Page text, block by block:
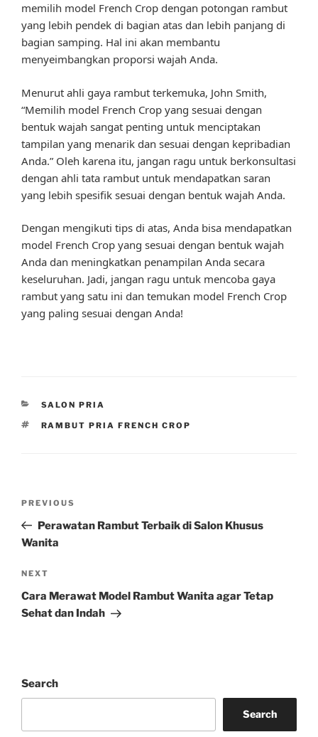
memilih model French Crop dengan potongan rambut
yang lebih pendek di bagian atas dan lebih panjang di
bagian samping. Hal ini akan membantu
menyeimbangkan proporsi wajah Anda.
Menurut ahli gaya rambut terkemuka, John Smith,
“Memilih model French Crop yang sesuai dengan
bentuk wajah sangat penting untuk menciptakan
tampilan yang menarik dan sesuai dengan kepribadian
Anda.” Oleh karena itu, jangan ragu untuk berkonsultasi
dengan ahli tata rambut untuk mendapatkan saran
yang lebih spesifik sesuai dengan bentuk wajah Anda.
Dengan mengikuti tips di atas, Anda bisa mendapatkan
model French Crop yang sesuai dengan bentuk wajah
Anda dan meningkatkan penampilan Anda secara
keseluruhan. Jadi, jangan ragu untuk mencoba gaya
rambut yang satu ini dan temukan model French Crop
yang paling sesuai dengan Anda!
CATEGORIES
SALON PRIA
TAGS
RAMBUT PRIA FRENCH CROP
Previous
Post
PREVIOUS
Perawatan Rambut Terbaik di Salon Khusus
Wanita
Next
Post
NEXT
Cara Merawat Model Rambut Wanita agar Tetap
Sehat dan Indah
Search
Search